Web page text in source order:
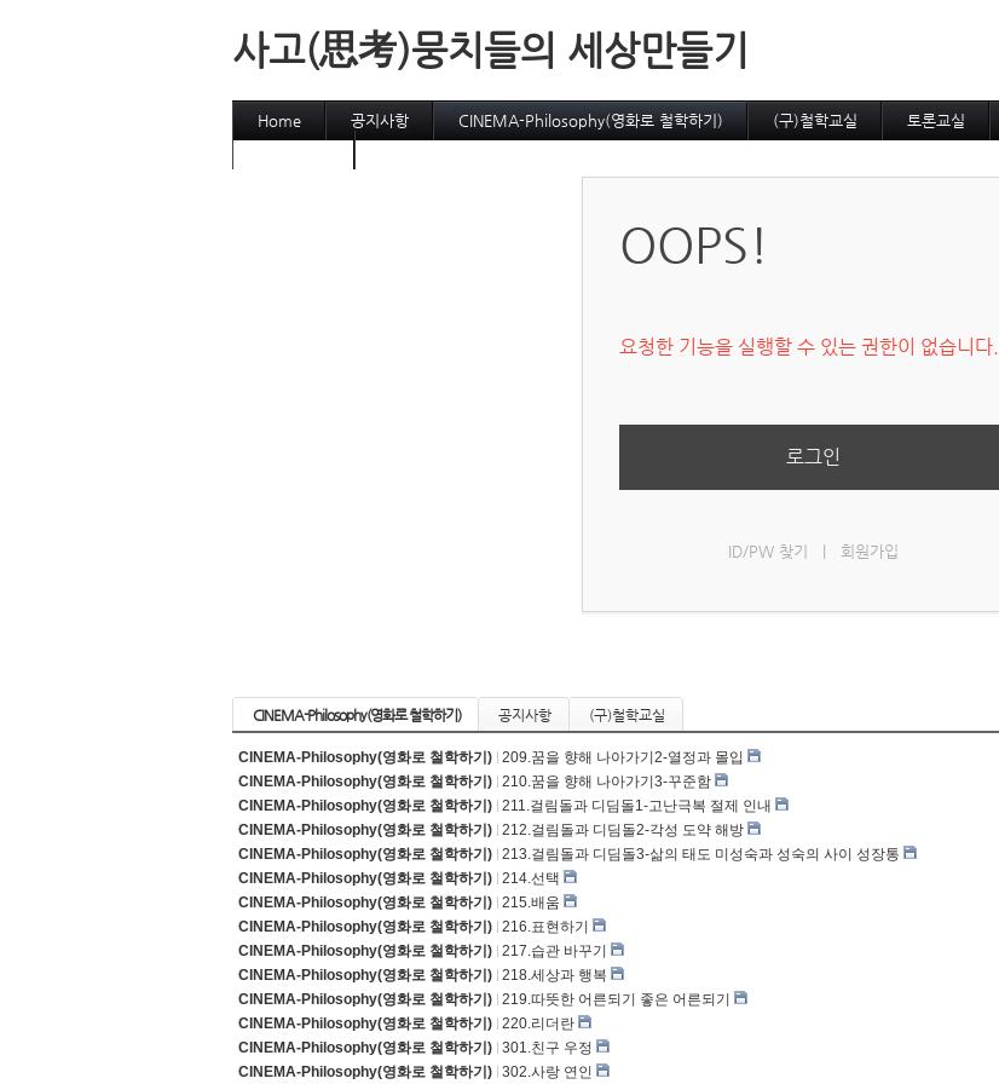
사고(思考)뭉치들의 세상만들기
Home 공지사항 CINEMA-Philosophy(영화로 철학하기) (구)철학교실 토론교실
OOPS!
요청한 기능을 실행할 수 있는 권한이 없습니다.
로그인
ID/PW 찾기 회원가입
CINEMA-Philosophy(영화로 철학하기) 공지사항 (구)철학교실
CINEMA-Philosophy(영화로 철학하기) 209.꿈을 향해 나아가기2-열정과 몰입
CINEMA-Philosophy(영화로 철학하기) 210.꿈을 향해 나아가기3-꾸준함
CINEMA-Philosophy(영화로 철학하기) 211.걸림돌과 디딤돌1-고난극복 절제 인내
CINEMA-Philosophy(영화로 철학하기) 212.걸림돌과 디딤돌2-각성 도약 해방
CINEMA-Philosophy(영화로 철학하기) 213.걸림돌과 디딤돌3-삶의 태도 미성숙과 성숙의 사이 성장통
CINEMA-Philosophy(영화로 철학하기) 214.선택
CINEMA-Philosophy(영화로 철학하기) 215.배움
CINEMA-Philosophy(영화로 철학하기) 216.표현하기
CINEMA-Philosophy(영화로 철학하기) 217.습관 바꾸기
CINEMA-Philosophy(영화로 철학하기) 218.세상과 행복
CINEMA-Philosophy(영화로 철학하기) 219.따뜻한 어른되기 좋은 어른되기
CINEMA-Philosophy(영화로 철학하기) 220.리더란
CINEMA-Philosophy(영화로 철학하기) 301.친구 우정
CINEMA-Philosophy(영화로 철학하기) 302.사랑 연인